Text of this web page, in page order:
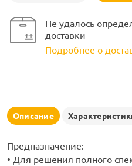
Не удалось
доставки
Подробнее о
Описание
Предназначение:
• Для решения полного